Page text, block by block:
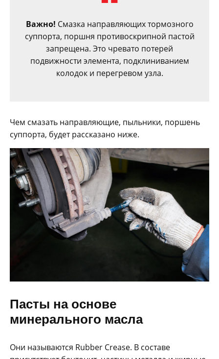
Важно! Смазка направляющих тормозного
суппорта, поршня противоскрипной пастой
запрещена. Это чревато потерей
подвижности элемента, подклиниванием
колодок и перегревом узла.
Чем смазать направляющие, пыльники, поршень
суппорта, будет рассказано ниже.
Пасты на основе
минерального масла
Они называются Rubber Crease. В составе